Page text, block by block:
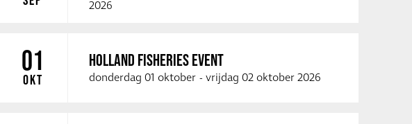
2026
01
OKT
HOLLAND FISHERIES EVENT
donderdag 01 oktober - vrijdag 02 oktober 2026